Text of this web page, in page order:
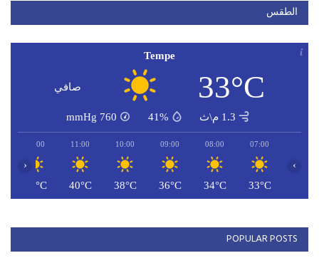
الطقس
Tempe
33°C صافي
1.3 م\ث 41%
760
mmHg
07:00
33°C
08:00
34°C
09:00
36°C
10:00
38°C
11:00
40°C
12:00
41°C
‹ ›
POPULAR POSTS